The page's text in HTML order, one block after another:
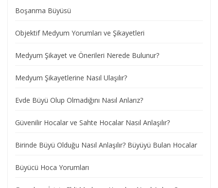
Boşanma Büyüsü
Objektif Medyum Yorumları ve Şikayetleri
Medyum Şikayet ve Önerileri Nerede Bulunur?
Medyum Şikayetlerine Nasıl Ulaşılır?
Evde Büyü Olup Olmadığını Nasıl Anlarız?
Güvenilir Hocalar ve Sahte Hocalar Nasıl Anlaşılır?
Birinde Büyü Olduğu Nasıl Anlaşılır? Büyüyü Bulan Hocalar
Büyücü Hoca Yorumları